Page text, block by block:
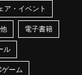
ア・イベント
電子書籍
ル
ゲーム